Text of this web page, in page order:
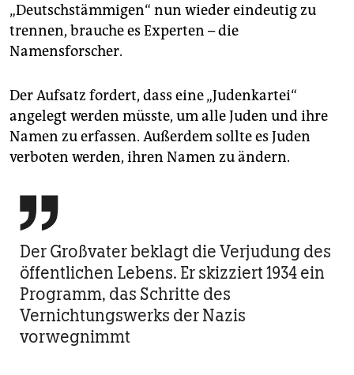
„Deutschstämmigen“ nun wieder eindeutig zu
trennen, brauche es Experten – die
Namensforscher.
Der Aufsatz fordert, dass eine „Judenkartei“
angelegt werden müsste, um alle Juden und ihre
Namen zu erfassen. Außerdem sollte es Juden
verboten werden, ihren Namen zu ändern.

Der Großvater beklagt die Verjudung des
öffentlichen Lebens. Er skizziert 1934 ein
Programm, das Schritte des
Vernichtungswerks der Nazis
vorwegnimmt